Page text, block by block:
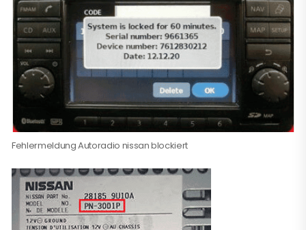
Fehlermeldung Autoradio nissan blockiert